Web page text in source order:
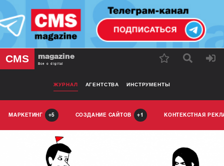
CMS magazine
Все о digital
ЖУРНАЛ АГЕНТСТВА ИНСТРУМЕНТЫ
МАРКЕТИНГ 5 СОЗДАНИЕ САЙТОВ 1 КОНТЕКСТНАЯ